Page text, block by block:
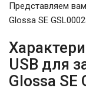
Представляем
Glossa SE
USB для
Glossa SE